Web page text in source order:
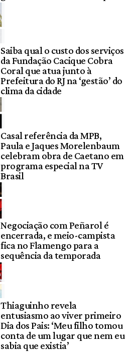
Saiba qual o custo dos serviços
da Fundação Cacique Cobra
Coral que atua junto à
Prefeitura do RJ na ‘gestão’ do
clima da cidade
Casal referência da MPB,
Paula e Jaques Morelenbaum
celebram obra de Caetano em
programa especial na TV
Brasil
Negociação com Peñarol é
encerrada, e meio-campista
fica no Flamengo para a
sequência da temporada
Thiaguinho revela
entusiasmo ao viver primeiro
Dia dos Pais: ‘Meu filho tomou
conta de um lugar que nem eu
sabia que existia’